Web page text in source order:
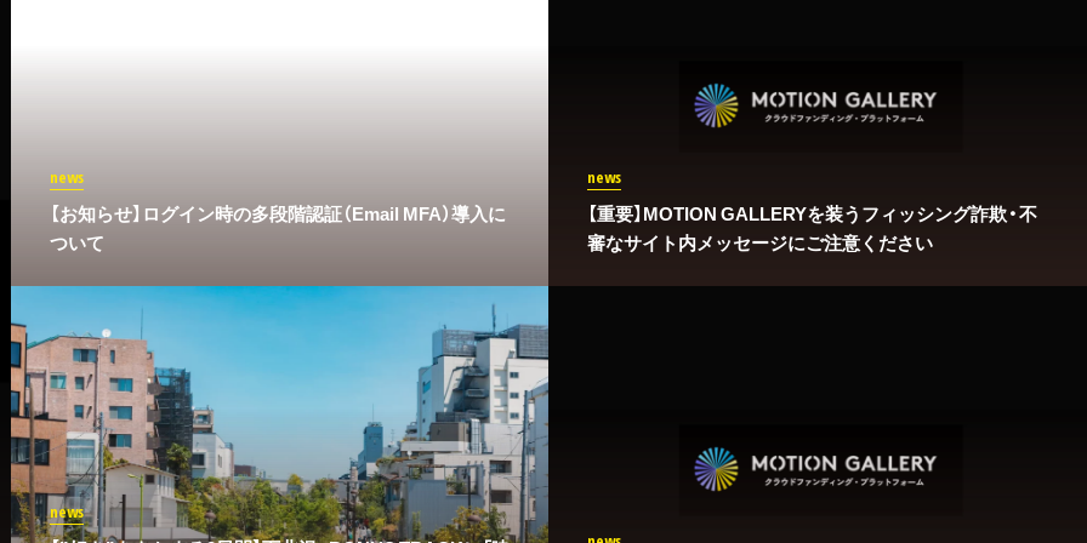
news
​【お知らせ】ログイン時の多段階認証（Email MFA）導入に
ついて
news
【重要】MOTION GALLERYを装うフィッシング詐欺・不
審なサイト内メッセージにご注意ください
news